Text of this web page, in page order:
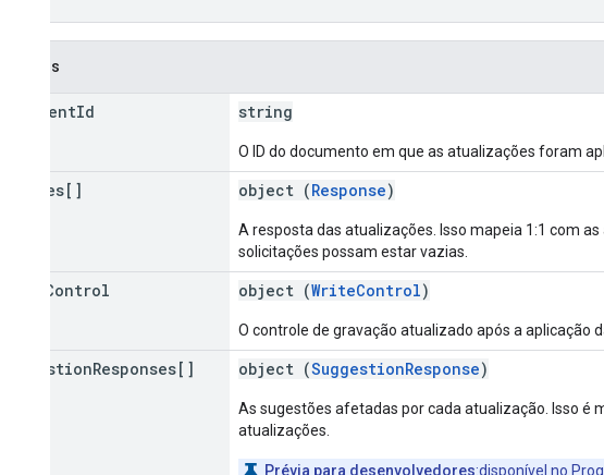
Campos
documentId string
O ID do documento em que as atualizações foram
replies[] object (Response)
A resposta das atualizações. Isso mapeia 1:1 com
solicitações possam estar vazias.
Control object (WriteControl)
O controle de gravação atualizado após a aplicação
suggestionResponses[] object (SuggestionResponse)
As sugestões afetadas por cada atualização. Isso é
atualizações.
Prévia para desenvolvedores:disponível no